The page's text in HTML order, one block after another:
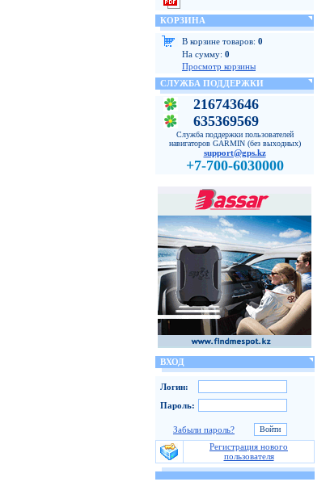
КОРЗИНА
В корзине товаров: 0
На сумму: 0
Просмотр корзины
СЛУЖБА ПОДДЕРЖКИ
216743646
635369569
Служба поддержки пользователей
навигаторов GARMIN (без выходных)
support@gps.kz
+7-700-6030000
ВХОД
Логин:
Пароль:
Забыли пароль?
Регистрация нового
пользователя